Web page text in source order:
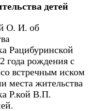
детей
О. И. об
Рацибуринской
года рождения с
встречным иском
места жительства
Р.кой В.П.